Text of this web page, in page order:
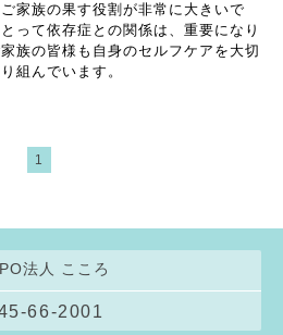
家族の果す役割が非常に大きいで
って依存症との関係は、重要になり
族の皆様も自身のセルフケアを大切
組んでいます。
1
法人 こころ
66-2001